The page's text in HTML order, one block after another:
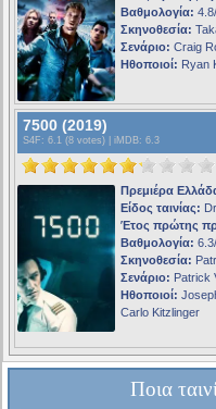
Βαθμολογία:
Σκηνοθεσία:
Σενάριο: Craig
Ηθοποιοί: Ryan
7500 (2019)
S4F : 6.1 (8 votes) | iMDB: 6.3
Πρεμιέρα
Είδος ταινίας:
Έτος πρώτης
Βαθμολογία:
Σκηνοθεσία:
Σενάριο: Patrick
Ηθοποιοί:
Carlo Kitzlinger
Ποια